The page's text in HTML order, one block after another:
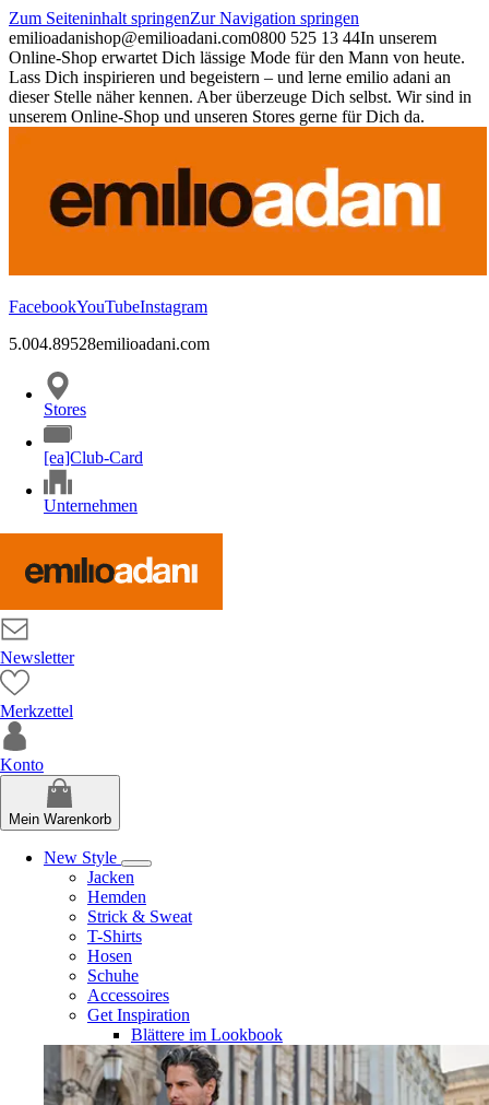
Zum Seiteninhalt springenZur Navigation springen
emilioadanishop@emilioadani.com0800 525 13 44In unserem
Online-Shop erwartet Dich lässige Mode für den Mann von heute.
Lass Dich inspirieren und begeistern – und lerne emilio adani an
dieser Stelle näher kennen. Aber überzeuge Dich selbst. Wir sind in
unserem Online-Shop und unseren Stores gerne für Dich da.
FacebookYouTubeInstagram
5.004.89528emilioadani.com
Stores
[ea]Club-Card
Unternehmen
Newsletter
Merkzettel
Konto
Mein Warenkorb
New Style
Jacken
Hemden
Strick & Sweat
T-Shirts
Hosen
Schuhe
Accessoires
Get Inspiration
Blättere im Lookbook